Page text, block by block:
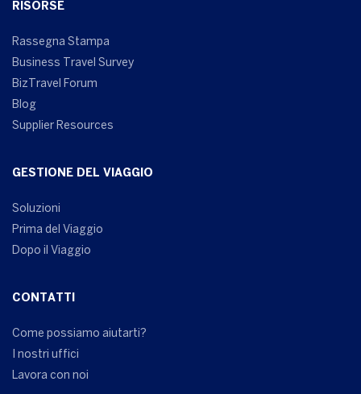
RISORSE
Rassegna Stampa
Business Travel Survey
BizTravel Forum
Blog
Supplier Resources
GESTIONE DEL VIAGGIO
Soluzioni
Prima del Viaggio
Dopo il Viaggio
CONTATTI
Come possiamo aiutarti?
I nostri uffici
Lavora con noi